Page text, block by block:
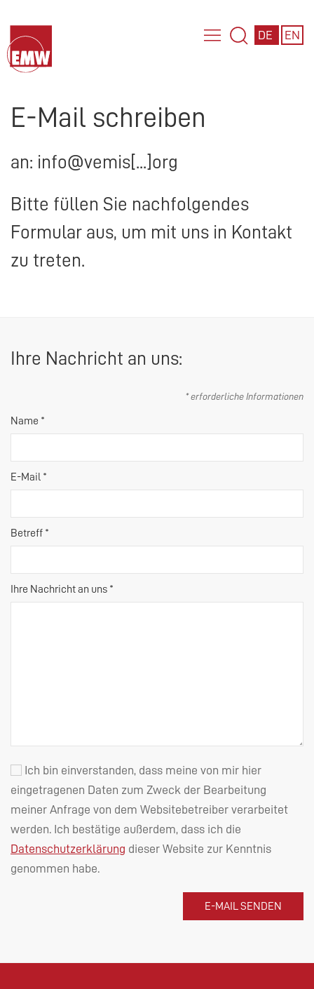
DE EN
E-Mail schreiben
an: info@vemis[...]org
Bitte füllen Sie nachfolgendes
Formular aus, um mit uns in Kontakt
zu treten.
Ihre Nachricht an uns:
* erforderliche Informationen
Name *
E-Mail *
Betreff *
Ihre Nachricht an uns *
Ich bin einverstanden, dass meine von mir hier
eingetragenen Daten zum Zweck der Bearbeitung
meiner Anfrage von dem Websitebetreiber verarbeitet
werden. Ich bestätige außerdem, dass ich die
Datenschutzerklärung dieser Website zur Kenntnis
genommen habe.